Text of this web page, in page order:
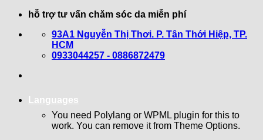
hỗ trợ tư vấn chăm sóc da miễn phí
93A1 Nguyễn Thị Thơi. P. Tân Thới Hiệp, TP.
HCM
0933044257 - 0886872479
Languages
You need Polylang or WPML plugin for this to
work. You can remove it from Theme Options.